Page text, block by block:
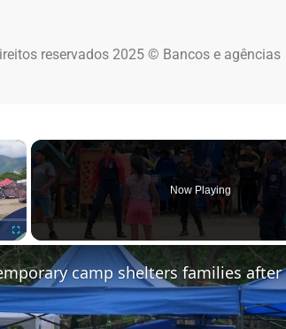
reservados 2025 © Bancos e agências
×
Fullscreen
Now Playing